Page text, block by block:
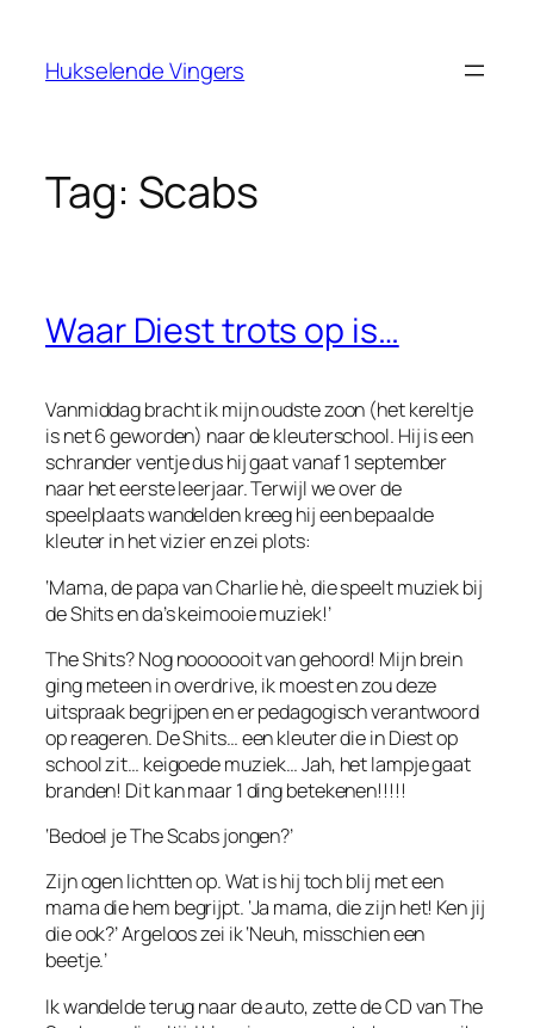
Hukselende Vingers
Tag: Scabs
Waar Diest trots op is…
Vanmiddag bracht ik mijn oudste zoon (het kereltje
is net 6 geworden) naar de kleuterschool. Hij is een
schrander ventje dus hij gaat vanaf 1 september
naar het eerste leerjaar. Terwijl we over de
speelplaats wandelden kreeg hij een bepaalde
kleuter in het vizier en zei plots:
‘Mama, de papa van Charlie hè, die speelt muziek bij
de Shits en da’s keimooie muziek!’
The Shits? Nog nooooooit van gehoord! Mijn brein
ging meteen in overdrive, ik moest en zou deze
uitspraak begrijpen en er pedagogisch verantwoord
op reageren. De Shits… een kleuter die in Diest op
school zit… keigoede muziek… Jah, het lampje gaat
branden! Dit kan maar 1 ding betekenen!!!!!
‘Bedoel je The Scabs jongen?’
Zijn ogen lichtten op. Wat is hij toch blij met een
mama die hem begrijpt. ‘Ja mama, die zijn het! Ken jij
die ook?’ Argeloos zei ik ‘Neuh, misschien een
beetje.’
Ik wandelde terug naar de auto, zette de CD van The